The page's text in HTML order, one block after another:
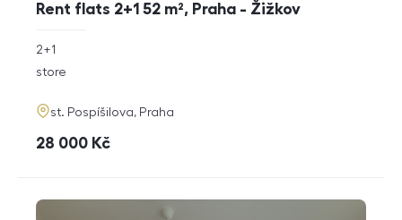
Rent flats 2+1 52 m², Praha - Žižkov
rozměry
2+1
funkce
store
adresa
st. Pospíšilova, Praha
cena
28 000 Kč